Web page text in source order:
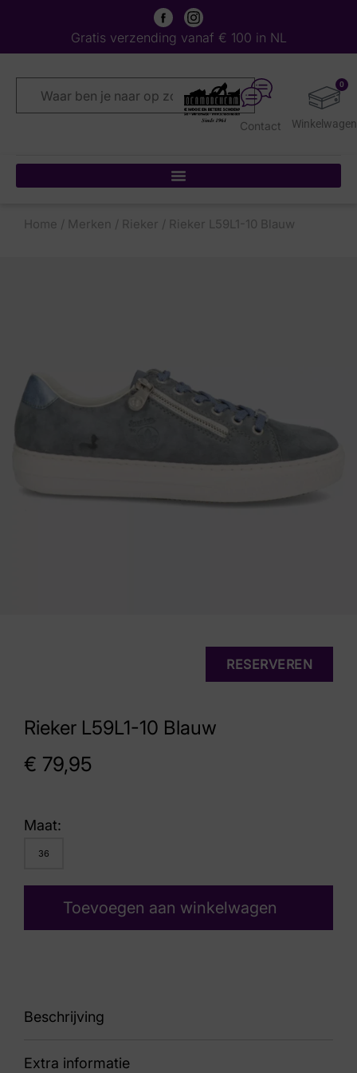
Gratis verzending vanaf € 100 in NL
0
Contact
Home / Merken / Rieker / Rieker L59L1-10 Blauw
Rieker L59L1-10 Blauw
€ 79,95
RESERVEREN
Maat:
36
Toevoegen aan winkelwagen
Beschrijving
vj23 line
Extra informatie